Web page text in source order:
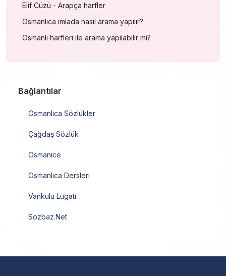
Elif Cüzü - Arapça harfler
Osmanlıca imlada nasıl arama yapılır?
Osmanlı harfleri ile arama yapılabilir mi?
Bağlantılar
Osmanlıca Sözlükler
Çağdaş Sözlük
Osmanice
Osmanlıca Dersleri
Vankulu Lugatı
Sozbaz.Net